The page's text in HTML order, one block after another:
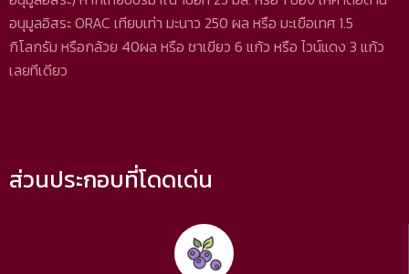
อนุมูลอิสระ ORAC เทียบเท่า มะนาว 250 ผล หรือ มะเขือเทศ 1.5
กิโลกรัม หรือกล้วย 40ผล หรือ ชาเขียว 6 แก้ว หรือ ไวน์แดง 3 แก้ว
เลยทีเดียว
ส่วนประกอบที่โดดเด่น